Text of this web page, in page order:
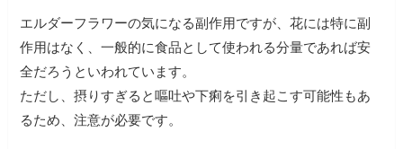
エルダーフラワーの気になる副作用ですが、花には特に副
作用はなく、一般的に食品として使われる分量であれば安
全だろうといわれています。
ただし、摂りすぎると嘔吐や下痢を引き起こす可能性もあ
るため、注意が必要です。